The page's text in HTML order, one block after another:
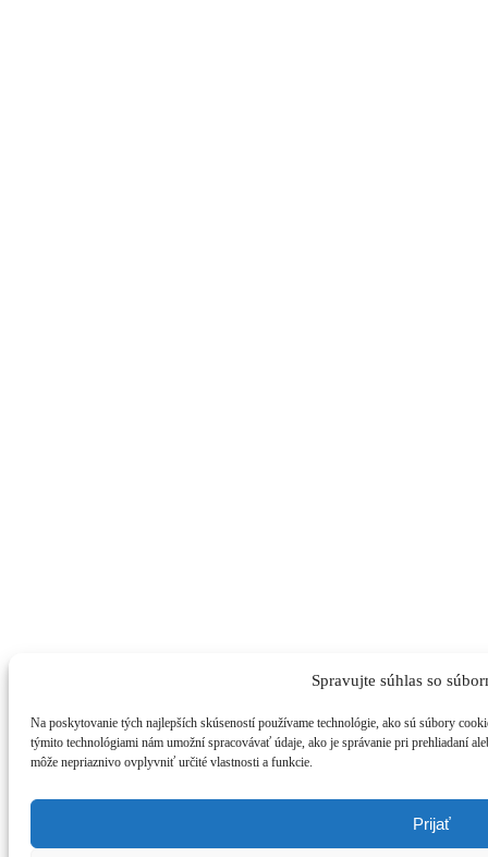
Spravujte súhlas so
Na poskytovanie tých najlepších skúseností používame technológie, ako sú súbory
týmito technológiami nám umožní spracovávať údaje, ako je správanie pri prehliadaní
môže nepriaznivo ovplyvniť určité vlastnosti a funkcie.
Prijať